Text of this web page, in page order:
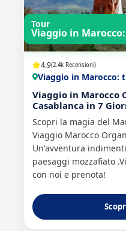
Tour
Viaggio in
4.9(2.4k Recensioni)
Viaggio in Marocco:
Viaggio in Marocco
Casablanca in 7
Scopri la magia del
Viaggio Marocco
Un'avventura
paesaggi mozzafiato
con noi e prenota!